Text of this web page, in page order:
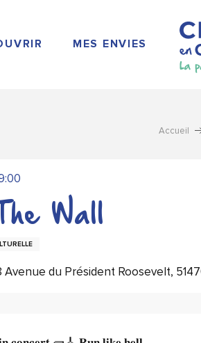
MES ENVIES
Accueil
Wall
du Président Roosevelt,